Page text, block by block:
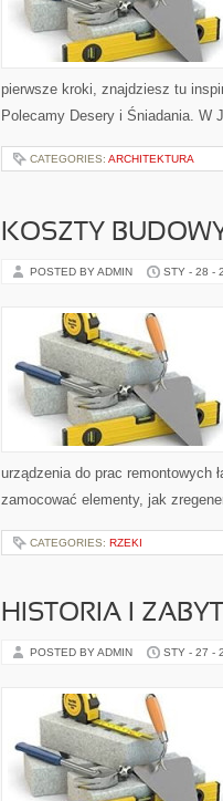
pierwsze kroki, znajdziesz tu
Polecamy Desery i Śniadania.
CATEGORIES: ARCHITEKTURA
KOSZTY
POSTED BY ADMIN STY - 28 -
urządzenia do prac remontowych
zamocować elementy, jak
CATEGORIES: RZEKI
HISTORIA I
POSTED BY ADMIN STY - 27 -